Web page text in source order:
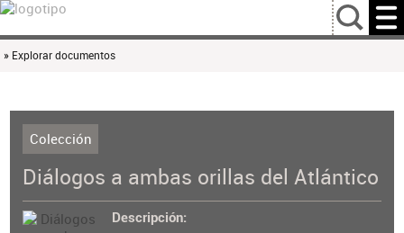
…
» Explorar documentos
Colección
Diálogos a ambas orillas del Atlántico
Descripción